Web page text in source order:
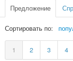
Предложение
Сортировать по:
1 2 3 4